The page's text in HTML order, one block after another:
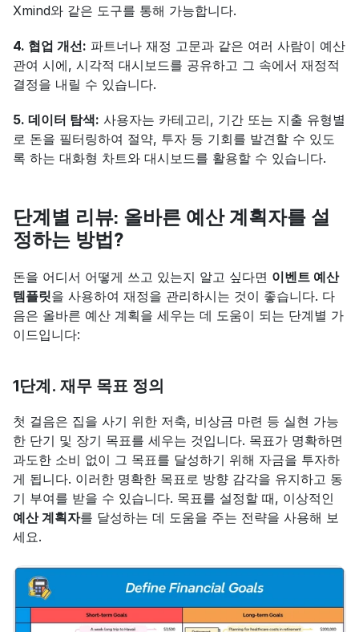
Xmind와 같은 도구를 통해 가능합니다.
4. 협업 개선: 파트너나 재정 고문과 같은 여러 사람이 예산
관여 시에, 시각적 대시보드를 공유하고 그 속에서 재정적
결정을 내릴 수 있습니다.
5. 데이터 탐색: 사용자는 카테고리, 기간 또는 지출 유형별
로 돈을 필터링하여 절약, 투자 등 기회를 발견할 수 있도
록 하는 대화형 차트와 대시보드를 활용할 수 있습니다.
단계별 리뷰: 올바른 예산 계획자를 설
정하는 방법?
돈을 어디서 어떻게 쓰고 있는지 알고 싶다면 이벤트 예산
템플릿을 사용하여 재정을 관리하시는 것이 좋습니다. 다
음은 올바른 예산 계획을 세우는 데 도움이 되는 단계별 가
이드입니다:
1단계. 재무 목표 정의
첫 걸음은 집을 사기 위한 저축, 비상금 마련 등 실현 가능
한 단기 및 장기 목표를 세우는 것입니다. 목표가 명확하면
과도한 소비 없이 그 목표를 달성하기 위해 자금을 투자하
게 됩니다. 이러한 명확한 목표로 방향 감각을 유지하고 동
예산 계획자를 달성하는 데 도움을 주는 전략을 사용해 보
세요.